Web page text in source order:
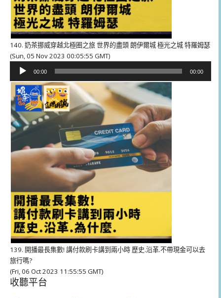
140. 奶茶挪威穿越北極圈之旅 世界的盡頭 朗伊爾城 極光之城 特羅姆瑟
(Sun, 05 Nov 2023 00:05:55 GMT)
播
放
器
00:00 00:00
139. 開播最長集數! 講付款刷卡講到兩小時 歷史.沿革.不帶現金可以去
旅行嗎?
(Fri, 06 Oct 2023 11:55:55 GMT)
收聽平台